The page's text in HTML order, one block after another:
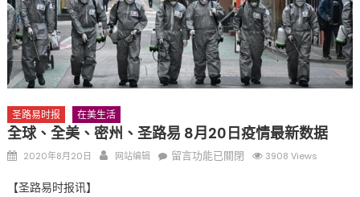
圣路易时报 在美生活
全球、全美、密州、圣路易 8月20日疫情最新数据
Posted
2020年8月20日 Author
网站编辑
在
留言功能已關閉 3908 Views
【圣路易时报讯】